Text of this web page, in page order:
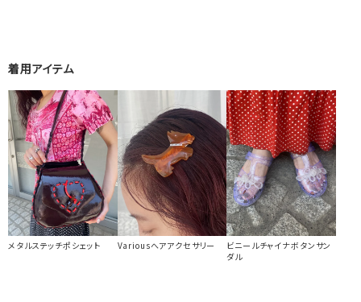
着用アイテム
メタルステッチポシェット Variousへアアクセサリー
ビニールチャイナボタンサン
ダル